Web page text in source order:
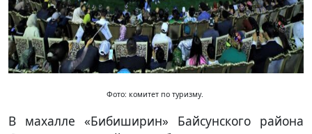
Фото: комитет по туризму.
В махалле «Бибиширин» Байсунского района